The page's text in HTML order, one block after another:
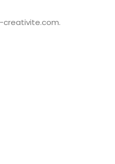
creativite.com.